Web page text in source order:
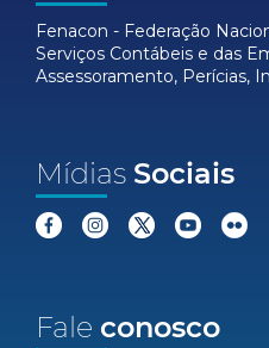
Fenacon - Federação
Serviços Contábeis e das
Assessoramento, Perícias,
Mídias Sociais
Fale conosco